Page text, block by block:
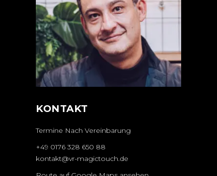
KONTAKT
Termine Nach Vereinbarung
+49 0176 328 650 88
kontakt@vr-magictouch.de